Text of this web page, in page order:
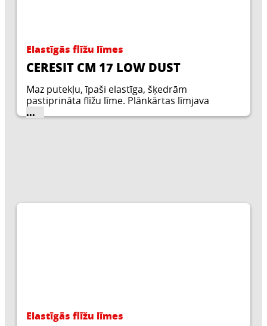
Elastīgās flīžu līmes
CERESIT CM 17 LOW DUST
Maz putekļu, īpaši elastīga, šķedrām
pastiprināta flīžu līme. Plānkārtas līmjava
keramikas plāksnīšu stiprināšanai uz
...
Elastīgās flīžu līmes